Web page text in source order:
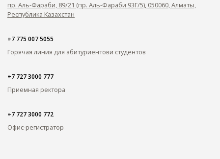
пр. Аль-Фараби, 89/21 (пр. Аль-Фараби 93Г/5), 050060, Алматы,
Республика Казахстан
+7 775 007 5055
Горячая линия для абитуриентови студентов
+7 727 3000 777
Приемная ректора
+7 727 3000 772
Офис-регистратор